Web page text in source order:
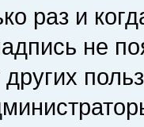
раз и
не